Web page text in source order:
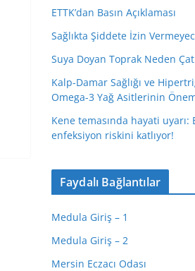
ETTK’dan Basın Açıklaması
Sağlıkta Şiddete İzin
Suya Doyan Toprak Neden
Kalp-Damar Sağlığı ve
Omega-3 Yağ Asitlerinin
Kene temasında hayati uyarı:
enfeksiyon riskini katlıyor!
Faydalı Bağlantılar
Medula Giriş – 1
Medula Giriş – 2
Mersin Eczacı Odası